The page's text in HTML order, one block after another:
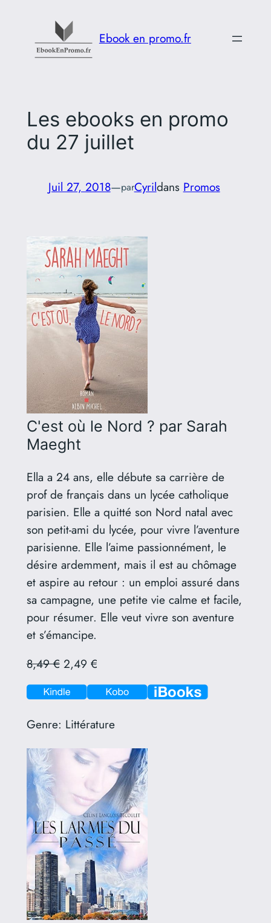
contenu
Ebook en promo.fr
Les ebooks en promo
du 27 juillet
Juil 27, 2018—parCyrildans Promos
C'est où le Nord ? par Sarah
Maeght
Ella a 24 ans, elle débute sa carrière de
prof de français dans un lycée catholique
parisien. Elle a quitté son Nord natal avec
son petit-ami du lycée, pour vivre l’aventure
parisienne. Elle l’aime passionnément, le
désire ardemment, mais il est au chômage
et aspire au retour : un emploi assuré dans
sa campagne, une petite vie calme et facile,
pour résumer. Elle veut vivre son aventure
et s’émancipe.
8,49 €2,49 €
Genre: Littérature